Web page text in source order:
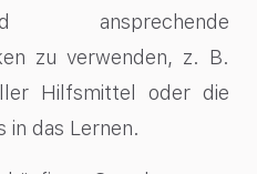
ansprechende
zu verwenden, z. B.
Hilfsmittel oder die
in das Lernen.